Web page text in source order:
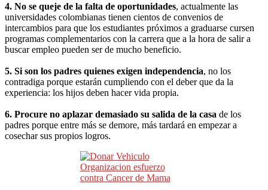
4. No se queje de la falta de oportunidades, actualmente las
universidades colombianas tienen cientos de convenios de
intercambios para que los estudiantes próximos a graduarse cursen
programas complementarios con la carrera que a la hora de salir a
buscar empleo pueden ser de mucho beneficio.
5. Si son los padres quienes exigen independencia, no los
contradiga porque estarán cumpliendo con el deber que da la
experiencia: los hijos deben hacer vida propia.
6. Procure no aplazar demasiado su salida de la casa de los
padres porque entre más se demore, más tardará en empezar a
cosechar sus propios logros.